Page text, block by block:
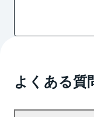
よくある質